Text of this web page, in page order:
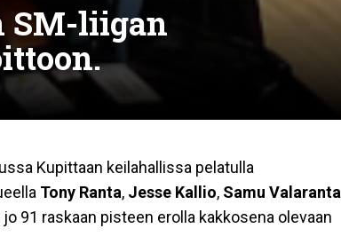
SM-liigan
Kupittaan keilahallissa pelatulla
Tony Ranta, Jesse Kallio, Samu Valaranta
91 raskaan pisteen erolla kakkosena olevaan